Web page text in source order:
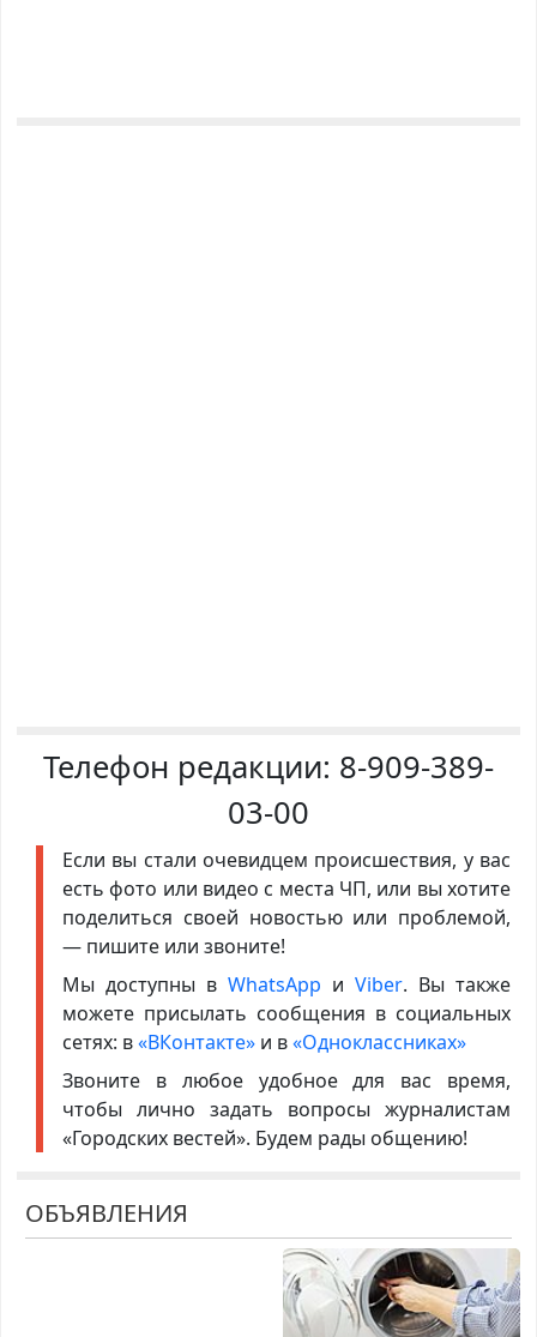
Телефон редакции: 8-909-389-
03-00
Если вы стали очевидцем происшествия, у вас
есть фото или видео с места ЧП, или вы хотите
поделиться своей новостью или проблемой,
— пишите или звоните!
Мы доступны в WhatsApp иViber. Вы также
можете присылать сообщения в социальных
сетях: в«ВКонтакте»и в«Одноклассниках»
Звоните в любое удобное для вас время,
чтобы лично задать вопросы журналистам
«Городских вестей». Будем рады общению!
ОБЪЯВЛЕНИЯ